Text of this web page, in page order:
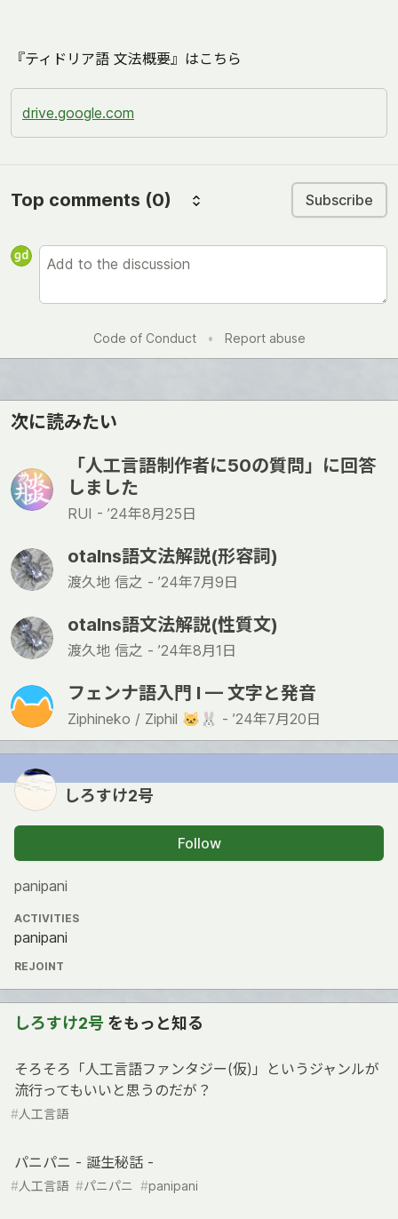
『ティドリア語 文法概要』はこちら
drive.google.com
Top comments (0) Subscribe
Code of Conduct • Report abuse
次に読みたい
「人工言語制作者に50の質問」に回答
しました
RUI - ’24年8月25日
otalns語文法解説(形容詞)
渡久地 信之 - ’24年7月9日
otalns語文法解説(性質文)
渡久地 信之 - ’24年8月1日
フェンナ語入門 I — 文字と発音
Ziphineko / Ziphil 🐱🐰 - ’24年7月20日
しろすけ2号
Follow
panipani
ACTIVITIES
panipani
REJOINT
しろすけ2号 をもっと知る
そろそろ「人工言語ファンタジー(仮)」というジャンルが
流行ってもいいと思うのだが？
#人工言語
パニパニ - 誕生秘話 -
#人工言語 #パニパニ #panipani